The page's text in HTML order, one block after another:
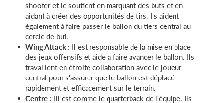
shooter et le soutient en marquant des buts et en
aidant à créer des opportunités de tirs. Ils aident
également à faire passer le ballon du tiers central au
cercle de but.
Wing Attack : Il est responsable de la mise en place
des jeux offensifs et aide à faire avancer le ballon. Ils
travaillent en étroite collaboration avec le joueur
central pour s'assurer que le ballon est déplacé
rapidement et efficacement sur le terrain.
Centre : Ill est comme le quarterback de l'équipe. Ils